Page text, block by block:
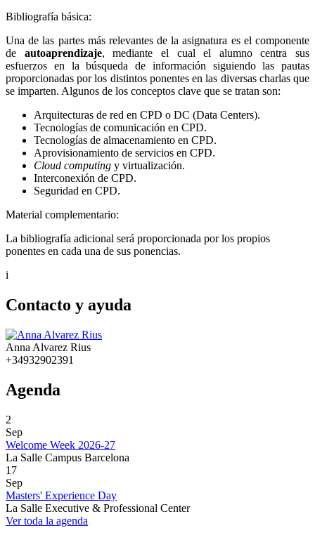
Bibliografía básica:
Una de las partes más relevantes de la asignatura es el componente
de autoaprendizaje, mediante el cual el alumno centra sus
esfuerzos en la búsqueda de información siguiendo las pautas
proporcionadas por los distintos ponentes en las diversas charlas que
se imparten. Algunos de los conceptos clave que se tratan son:
Arquitecturas de red en CPD o DC (Data Centers).
Tecnologías de comunicación en CPD.
Tecnologías de almacenamiento en CPD.
Aprovisionamiento de servicios en CPD.
Cloud computing y virtualización.
Interconexión de CPD.
Seguridad en CPD.
Material complementario:
La bibliografía adicional será proporcionada por los propios
ponentes en cada una de sus ponencias.
i
Contacto y ayuda
Anna Alvarez Rius
+34932902391
Agenda
2
Sep
Welcome Week 2026-27
La Salle Campus Barcelona
17
Sep
Masters' Experience Day
La Salle Executive & Professional Center
Ver toda la agenda